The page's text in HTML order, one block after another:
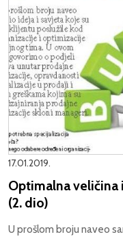
17.01.2019.
Optimalna
(2. dio)
U prošlom broju naveo